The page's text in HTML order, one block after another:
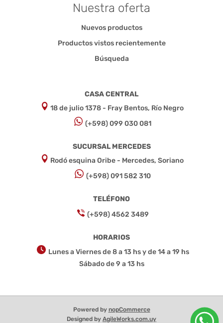
Nuestra oferta
Nuevos productos
Productos vistos recientemente
Búsqueda
CASA CENTRAL
18 de julio 1378 - Fray Bentos, Río Negro
(+598) 099 030 081
SUCURSAL MERCEDES
Rodó esquina Oribe - Mercedes, Soriano
(+598) 091 582 310
TELÉFONO
(+598) 4562 3489
HORARIOS
Lunes a Viernes de 8 a 13 hs y de 14 a 19 hs
Sábado de 9 a 13 hs
Powered by nopCommerce
Designed by AgileWorks.com.uy